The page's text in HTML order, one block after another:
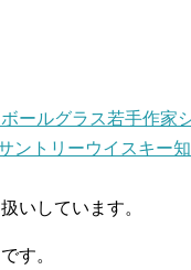
ボールグラス若手作
ントリーウイスキー
いしています。
す。